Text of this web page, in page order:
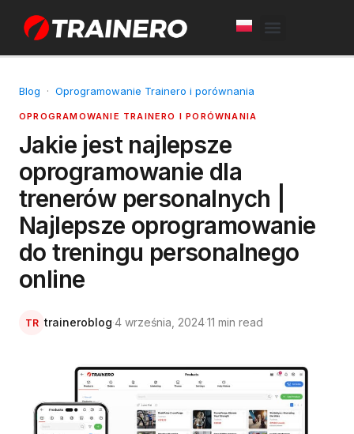
Blog · Oprogramowanie Trainero i porównania
OPROGRAMOWANIE TRAINERO I PORÓWNANIA
Jakie jest najlepsze
oprogramowanie dla
trenerów personalnych |
Najlepsze oprogramowanie
do treningu personalnego
online
TR traineroblog·4 września, 2024·11 min read